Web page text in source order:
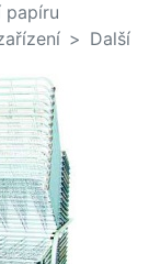
papíru
Další